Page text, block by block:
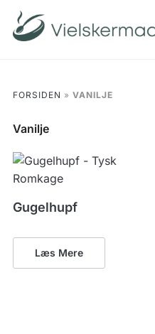
Skip
content
FORSIDEN » VANILJE
Vanilje
Gugelhupf
Læs Mere